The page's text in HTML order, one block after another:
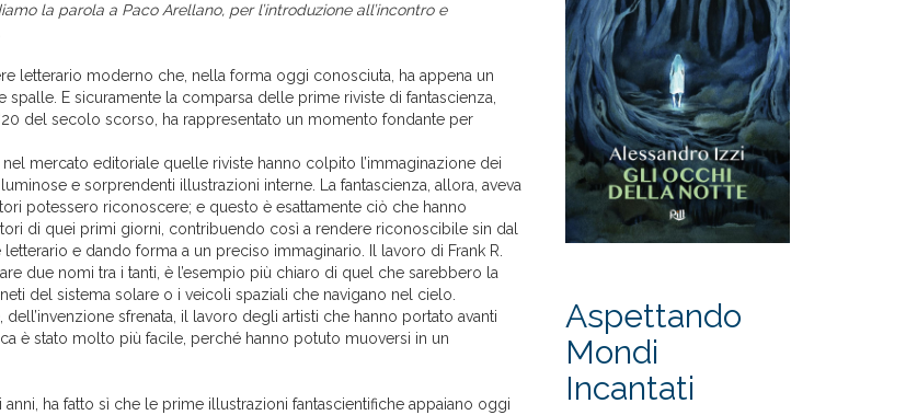
la parola a Paco Arellano, per l’introduzione all’incontro e
letterario moderno che, nella forma oggi conosciuta, ha appena un
spalle. E sicuramente la comparsa delle prime riviste di fantascienza,
del secolo scorso, ha rappresentato un momento fondante per
mercato editoriale quelle riviste hanno colpito l’immaginazione dei
e sorprendenti illustrazioni interne. La fantascienza, allora, aveva
potessero riconoscere; e questo è esattamente ciò che hanno
di quei primi giorni, contribuendo così a rendere riconoscibile sin dal
e dando forma a un preciso immaginario. Il lavoro di Frank R.
due nomi tra i tanti, è l’esempio più chiaro di quel che sarebbero la
del sistema solare o i veicoli spaziali che navigano nel cielo.
sfrenata, il lavoro degli artisti che hanno portato avanti
è stato molto più facile, perché hanno potuto muoversi in un
anni, ha fatto sì che le prime illustrazioni fantascientifiche appaiano oggi
Aspettando
Mondi
Incantati